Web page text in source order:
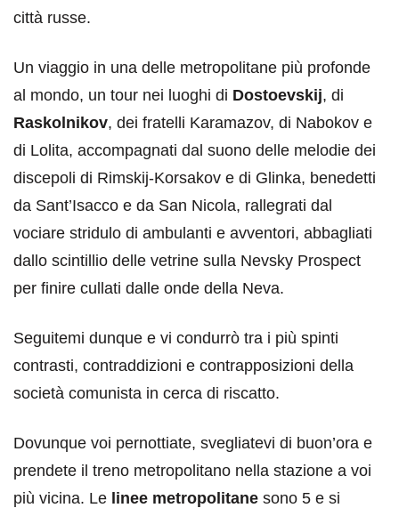
città russe.
Un viaggio in una delle metropolitane più profonde
al mondo, un tour nei luoghi di Dostoevskij, di
Raskolnikov, dei fratelli Karamazov, di Nabokov e
di Lolita, accompagnati dal suono delle melodie dei
discepoli di Rimskij-Korsakov e di Glinka, benedetti
da Sant’Isacco e da San Nicola, rallegrati dal
vociare stridulo di ambulanti e avventori, abbagliati
dallo scintillio delle vetrine sulla Nevsky Prospect
per finire cullati dalle onde della Neva.
Seguitemi dunque e vi condurrò tra i più spinti
contrasti, contraddizioni e contrapposizioni della
società comunista in cerca di riscatto.
Dovunque voi pernottiate, svegliatevi di buon’ora e
prendete il treno metropolitano nella stazione a voi
più vicina. Le linee metropolitane sono 5 e si